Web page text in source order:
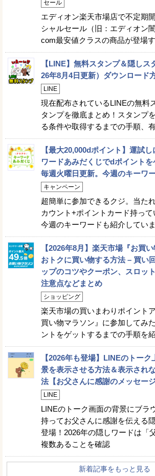
セール
エディオン楽天市場店で不定期
シャルセール（旧：エディオン
com最安値クラスの商品が登場
【LINE】無料スタンプ＆隠しス
26年8月4日更新）ダウンロード
LINE
現在配布されているLINEの無料
タンプを徹底まとめ！スタンプ
る条件や取得するまでの手順、
【最大20,000dポイント】運試
ワードあみだくじでdポイント
毎週火曜日更新。今週のキーワ
キャンペーン
超簡単に参加できるクジ。当た
カウント+ポイントカード持って
今週のキーワードも紹介してい
【2026年8月】楽天市場『お買
おトクに買い物する方法 – 買い
ップのコツやクーポン、スロッ
注意点などまとめ
ショッピング
楽天市場の買いまわりポイント
買い物マラソン』に参加してみ
ントをゲットするまでの手順を
【2026年も登場】LINEのトー
景を表示させる方法＆表示され
法【お父さんに感謝のメッセージ
LINE
LINEのトーク画面の背景にブラ
持ってお父さんに感謝を伝える
登場！2026年の隠しワードは「
複数あることを確認
新着記事をもっと見る